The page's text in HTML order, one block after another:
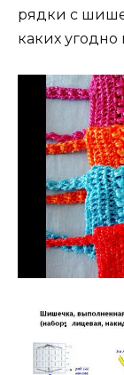
рядки с
каких угодно